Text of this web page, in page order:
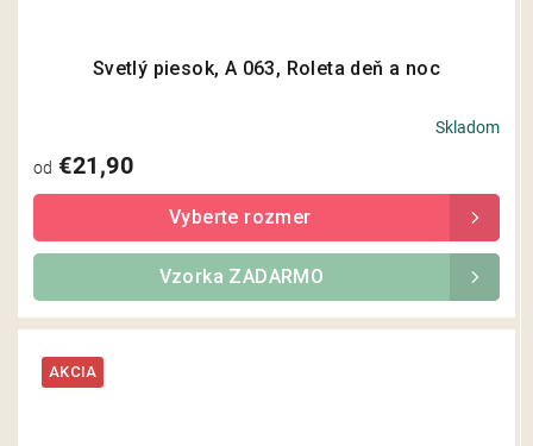
Svetlý piesok, A 063, Roleta deň a noc
Skladom
od €21,90
Vzorka ZADARMO
AKCIA